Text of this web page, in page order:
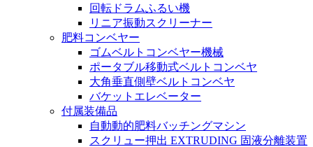
回転ドラムふるい機
リニア振動スクリーナー
肥料コンベヤー
ゴムベルトコンベヤー機械
ポータブル移動式ベルトコンベヤ
大角垂直側壁ベルトコンベヤ
バケットエレベーター
付属装備品
自動動的肥料バッチングマシン
スクリュー押出 EXTRUDING 固液分離装置